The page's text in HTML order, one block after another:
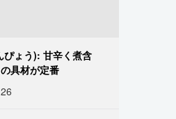
ぴょう): 甘辛く煮含
具材が定番